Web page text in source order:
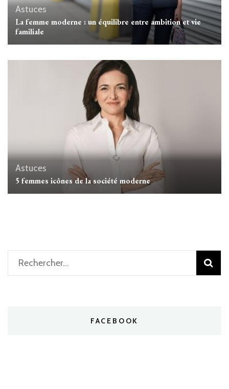
Astuces
La femme moderne : un équilibre entre ambition et vie
familiale
Astuces
5 femmes icônes de la société moderne
Rechercher :
FACEBOOK